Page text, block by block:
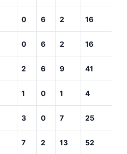
0 6 2 16
0 6 2 16
2 6 9 41
1 0 1 4
3 0 7 25
7 2 13 52